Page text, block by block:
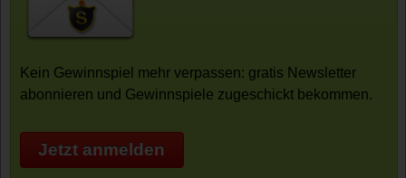
Kein Gewinnspiel mehr verpassen: gratis Newsletter
abonnieren und Gewinnspiele zugeschickt bekommen.
Jetzt anmelden